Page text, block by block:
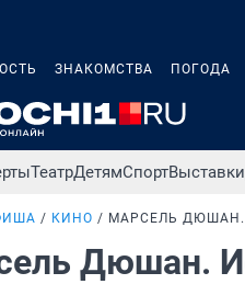
ЗНАКОМСТВА ПОГОДА
ТеатрДетямСпортВыставки
КИНО МАРСЕЛЬ
Дюшан.